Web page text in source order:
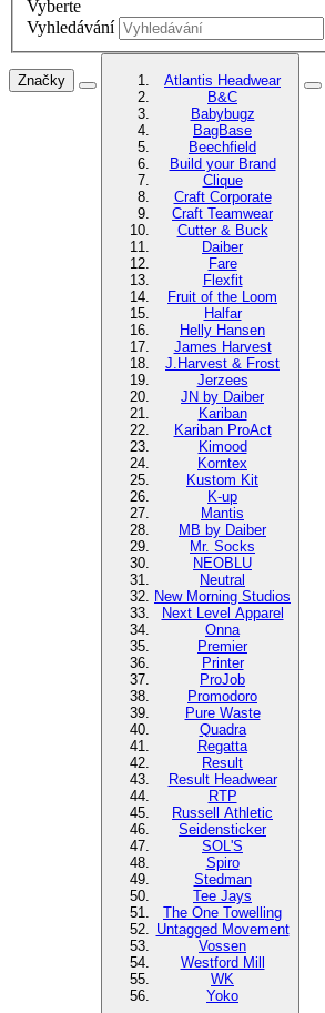
Vyberte
Vyhledávání
Značky
Atlantis Headwear
B&C
Babybugz
BagBase
Beechfield
Build your Brand
Clique
Craft Corporate
Craft Teamwear
Cutter & Buck
Daiber
Fare
Flexfit
Fruit of the Loom
Halfar
Helly Hansen
James Harvest
J.Harvest & Frost
Jerzees
JN by Daiber
Kariban
Kariban ProAct
Kimood
Korntex
Kustom Kit
K-up
Mantis
MB by Daiber
Mr. Socks
NEOBLU
Neutral
New Morning Studios
Next Level Apparel
Onna
Premier
Printer
ProJob
Promodoro
Pure Waste
Quadra
Regatta
Result
Result Headwear
RTP
Russell Athletic
Seidensticker
SOL'S
Spiro
Stedman
Tee Jays
The One Towelling
Untagged Movement
Vossen
Westford Mill
WK
Yoko